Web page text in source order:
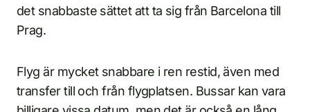
det snabbaste sättet att ta sig från Barcelona till
Prag.
Flyg är mycket snabbare i ren restid, även med
transfer till och från flygplatsen. Bussar kan vara